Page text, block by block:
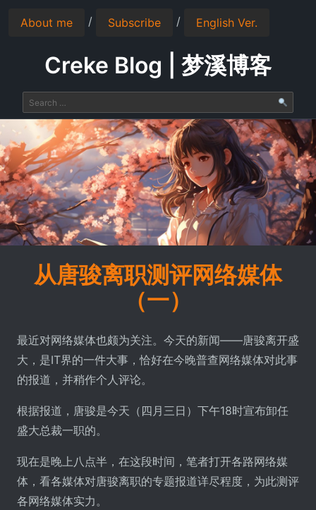
About me / Subscribe / English Ver.
Creke Blog | 梦溪博客
从唐骏离职测评网络媒体
（一）
最近对网络媒体也颇为关注。今天的新闻――唐骏离开盛
大，是IT界的一件大事，恰好在今晚普查网络媒体对此事
的报道，并稍作个人评论。
根据报道，唐骏是今天（四月三日）下午18时宣布卸任
盛大总裁一职的。
现在是晚上八点半，在这段时间，笔者打开各路网络媒
体，看各媒体对唐骏离职的专题报道详尽程度，为此测评
各网络媒体实力。